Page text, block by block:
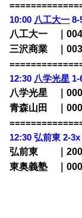
10:00 八工大一 8-
八工大一 ｜
三沢商業 ｜
12:30 八学光星
八学光星 ｜
青森山田 ｜
12:30 弘前東 2-
弘前東 ｜200
東奥義塾 ｜